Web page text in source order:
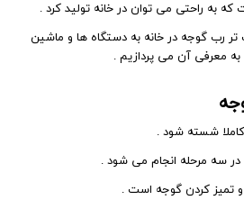
به راحتی می توان در خانه تولید کرد .
تر رب گوجه در خانه به دستگاه ها و ماشین
به معرفی آن می پردازیم .
کاملا شسته شود .
سه مرحله انجام می شود .
تمیز کردن گوجه است .